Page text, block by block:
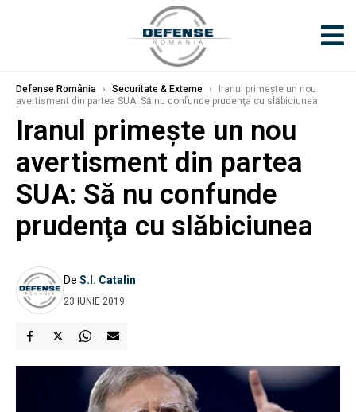
Defense România › Securitate & Externe ›
Iranul primeşte un nou
avertisment din partea SUA: Să nu confunde prudenţa cu slăbiciunea
Iranul primeşte un nou
avertisment din partea
SUA: Să nu confunde
prudenţa cu slăbiciunea
De S.I. Catalin
23 IUNIE 2019